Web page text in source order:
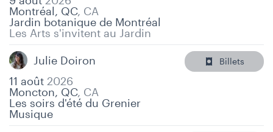
Montréal, QC, CA
Jardin botanique de Montréal
Les Arts s'invitent au Jardin
Julie Doiron
11 août 2026
Moncton, QC, CA
Les soirs d'été du Grenier
Musique
Billets